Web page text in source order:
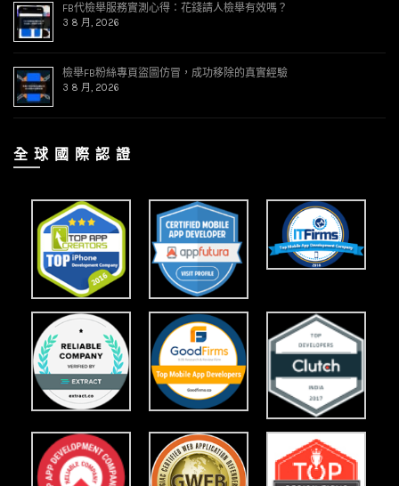
FB代檢舉服務實測心得：花錢請人檢舉有效嗎？
3 8 月, 2026
檢舉FB粉絲專頁盜圖仿冒，成功移除的真實經驗
3 8 月, 2026
全 球 國 際 認 證